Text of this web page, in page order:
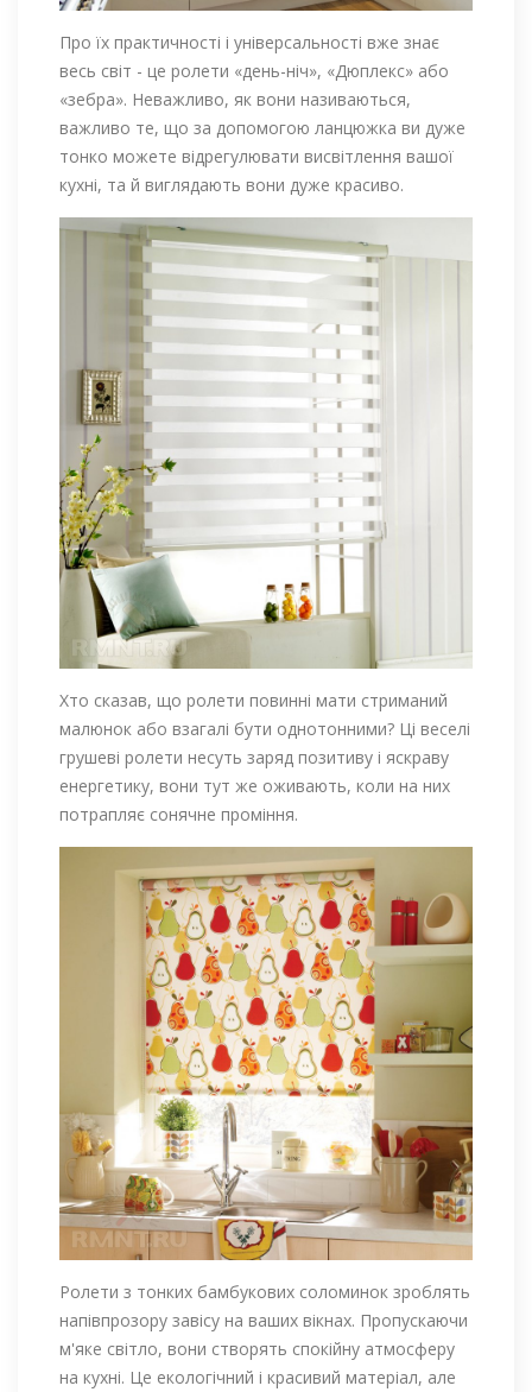
Про їх практичності і універсальності вже знає
весь світ - це ролети «день-ніч», «Дюплекс» або
«зебра». Неважливо, як вони називаються,
важливо те, що за допомогою ланцюжка ви дуже
тонко можете відрегулювати висвітлення вашої
кухні, та й виглядають вони дуже красиво.
Хто сказав, що ролети повинні мати стриманий
малюнок або взагалі бути однотонними? Ці веселі
грушеві ролети несуть заряд позитиву і яскраву
енергетику, вони тут же оживають, коли на них
потрапляє сонячне проміння.
Ролети з тонких бамбукових соломинок зроблять
напівпрозору завісу на ваших вікнах. Пропускаючи
м'яке світло, вони створять спокійну атмосферу
на кухні. Це екологічний і красивий матеріал, але